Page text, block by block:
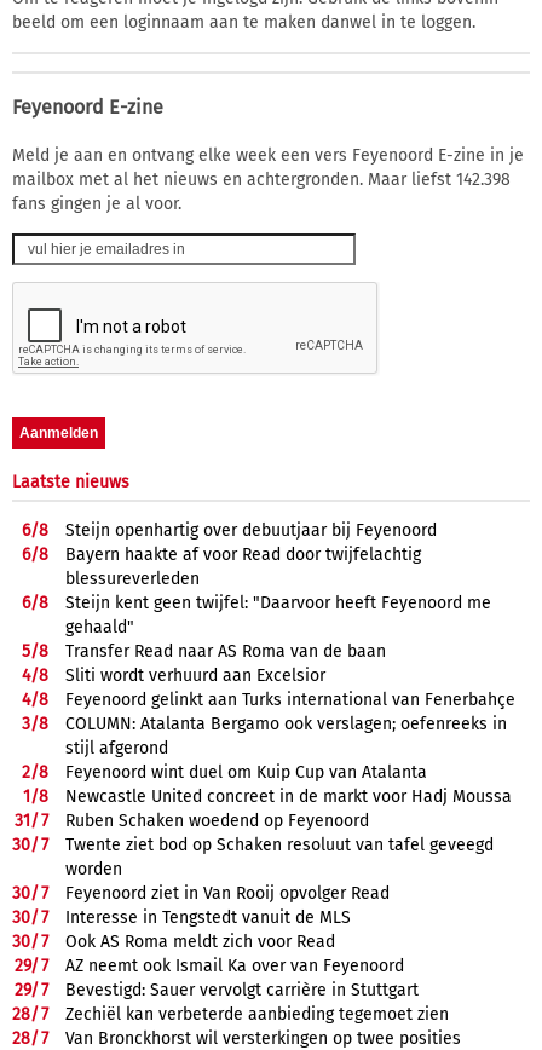
beeld om een loginnaam aan te maken danwel in te loggen.
Feyenoord E-zine
Meld je aan en ontvang elke week een vers Feyenoord E-zine in je
mailbox met al het nieuws en achtergronden. Maar liefst 142.398
fans gingen je al voor.
Laatste nieuws
6/8
Steijn openhartig over debuutjaar bij Feyenoord
6/8
Bayern haakte af voor Read door twijfelachtig
blessureverleden
6/8
Steijn kent geen twijfel: "Daarvoor heeft Feyenoord me
gehaald"
5/8
Transfer Read naar AS Roma van de baan
4/8
Sliti wordt verhuurd aan Excelsior
4/8
Feyenoord gelinkt aan Turks international van Fenerbahçe
3/8
COLUMN: Atalanta Bergamo ook verslagen; oefenreeks in
stijl afgerond
2/8
Feyenoord wint duel om Kuip Cup van Atalanta
1/8
Newcastle United concreet in de markt voor Hadj Moussa
31/7
Ruben Schaken woedend op Feyenoord
30/7
Twente ziet bod op Schaken resoluut van tafel geveegd
worden
30/7
Feyenoord ziet in Van Rooij opvolger Read
30/7
Interesse in Tengstedt vanuit de MLS
30/7
Ook AS Roma meldt zich voor Read
29/7
AZ neemt ook Ismail Ka over van Feyenoord
29/7
Bevestigd: Sauer vervolgt carrière in Stuttgart
28/7
Zechiël kan verbeterde aanbieding tegemoet zien
28/7
Van Bronckhorst wil versterkingen op twee posities